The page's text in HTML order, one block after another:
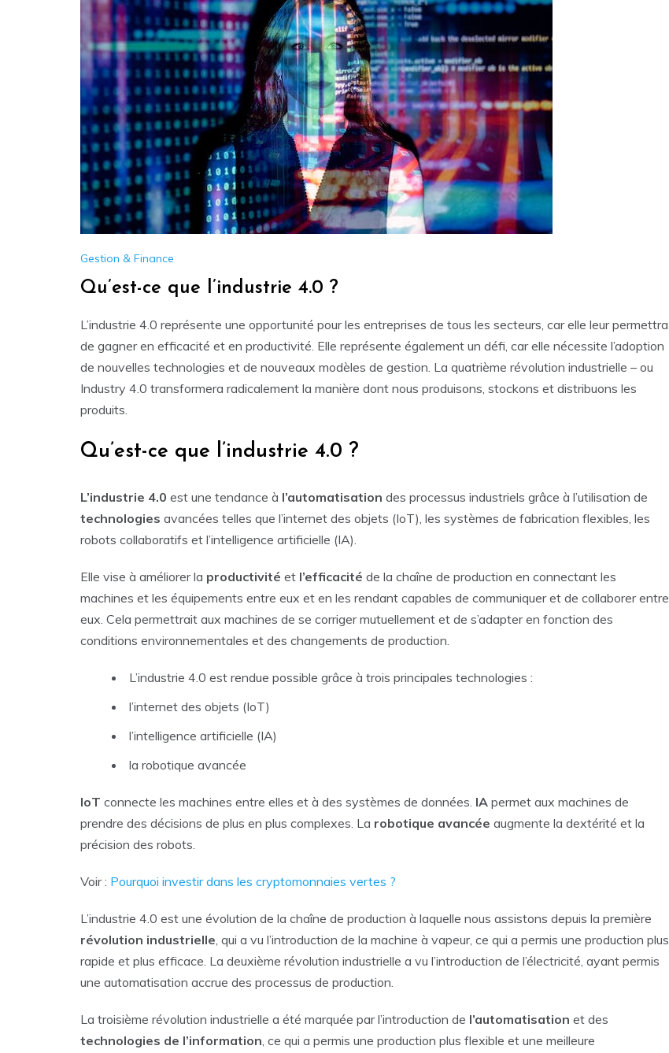
Gestion & Finance
Qu’est-ce que l’industrie 4.0 ?
L’industrie 4.0 représente une opportunité pour les entreprises de tous les secteurs, car elle leur permettra
de gagner en efficacité et en productivité. Elle représente également un défi, car elle nécessite l’adoption
de nouvelles technologies et de nouveaux modèles de gestion. La quatrième révolution industrielle – ou
Industry 4.0 transformera radicalement la manière dont nous produisons, stockons et distribuons les
produits.
Qu’est-ce que l’industrie 4.0 ?
L’industrie 4.0 est une tendance à l’automatisation des processus industriels grâce à l’utilisation de
technologies avancées telles que l’internet des objets (IoT), les systèmes de fabrication flexibles, les
robots collaboratifs et l’intelligence artificielle (IA).
Elle vise à améliorer la productivité et l’efficacité de la chaîne de production en connectant les
machines et les équipements entre eux et en les rendant capables de communiquer et de collaborer entre
eux. Cela permettrait aux machines de se corriger mutuellement et de s’adapter en fonction des
conditions environnementales et des changements de production.
L’industrie 4.0 est rendue possible grâce à trois principales technologies :
l’internet des objets (IoT)
l’intelligence artificielle (IA)
la robotique avancée
IoT connecte les machines entre elles et à des systèmes de données. IA permet aux machines de
prendre des décisions de plus en plus complexes. La robotique avancée augmente la dextérité et la
précision des robots.
Voir : Pourquoi investir dans les cryptomonnaies vertes ?
L’industrie 4.0 est une évolution de la chaîne de production à laquelle nous assistons depuis la première
révolution industrielle, qui a vu l’introduction de la machine à vapeur, ce qui a permis une production plus
rapide et plus efficace. La deuxième révolution industrielle a vu l’introduction de l’électricité, ayant permis
une automatisation accrue des processus de production.
La troisième révolution industrielle a été marquée par l’introduction de l’automatisation et des
technologies de l’information, ce qui a permis une production plus flexible et une meilleure